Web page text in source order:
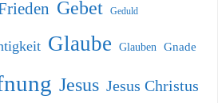
Gebet Geduld
Glaube Glauben Gnade
Jesus Jesus Christus